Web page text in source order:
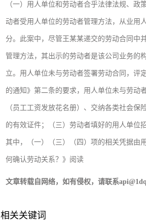
（一）用人单位和劳动者合乎法律法规、
动者受用人单位的劳动者管理方法，从业用
分。此案中，尽管王某某递交的劳动合同中
管理方法，其出示的劳动者是该公司业务的
立。用人单位未与劳动者签署劳动合同，评
的通知》第二条的要求，用人单位未与劳动
（员工工资发放花名册）、交纳各类社会保
的有效证件；（三）劳动者填好的用人单位
其中，（一）（三）（四）项的相关凭据由
何确认劳动关系？》阅读
文章转载自网络，如有侵权，请联系
相关关键词